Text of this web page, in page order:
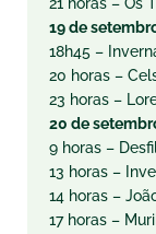
19 de
18h45 –
20 horas –
23 horas –
20 de
9 horas –
13 horas –
14 horas –
17 horas –